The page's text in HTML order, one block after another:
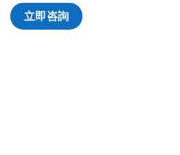
立即咨詢